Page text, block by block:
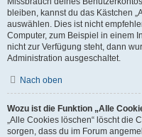
bleiben, kannst du das Kästchen
auswählen. Dies ist nicht
Computer, zum Beispiel in einem
nicht zur Verfügung steht, dann
Administration ausgeschaltet.
Nach oben
Wozu ist die Funktion „Alle
„Alle Cookies löschen“ löscht die
sorgen, dass du im Forum